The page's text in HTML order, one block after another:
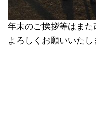
年末のご挨拶等はまた
よろしくお願いいたし